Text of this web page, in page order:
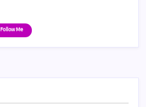
Follow Me